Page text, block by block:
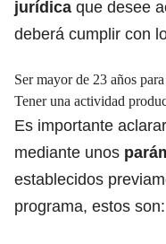
jurídica que desee
deberá cumplir con
Ser mayor de 23 años
Tener una actividad
Es importante
mediante unos
establecidos
programa, estos son: